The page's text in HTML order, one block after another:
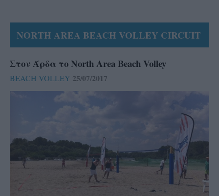
NORTH AREA BEACH VOLLEY CIRCUIT
Στον Άρδα το North Area Beach Volley
BEACH VOLLEY 25/07/2017